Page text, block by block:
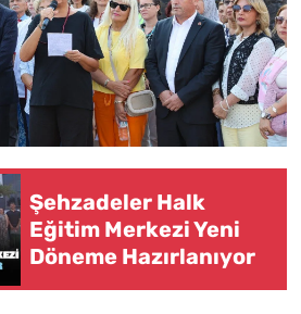
Şehzadeler Halk
Eğitim Merkezi Yeni
Döneme Hazırlanıyor